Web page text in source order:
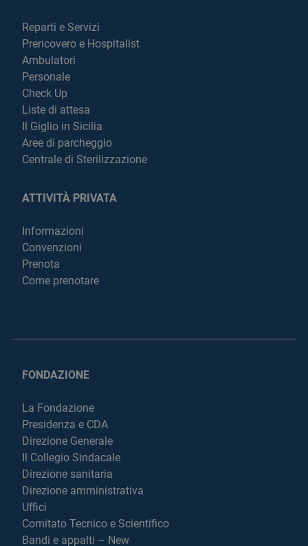
Reparti e Servizi
Prericovero e Hospitalist
Ambulatori
Personale
Check Up
Liste di attesa
Il Giglio in Sicilia
Aree di parcheggio
Centrale di Sterilizzazione
ATTIVITÀ PRIVATA
Informazioni
Convenzioni
Prenota
Come prenotare
FONDAZIONE
La Fondazione
Presidenza e CDA
Direzione Generale
Il Collegio Sindacale
Direzione sanitaria
Direzione amministrativa
Uffici
Comitato Tecnico e Scientifico
Bandi e appalti – New